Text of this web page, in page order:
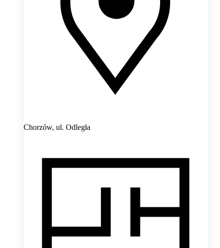
Chorzów, ul. Odległa